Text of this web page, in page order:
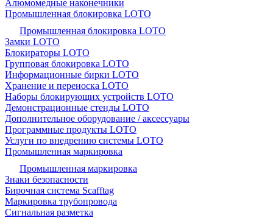
Алюмомедные наконечники
Промышленная блокировка LOTO
Промышленная блокировка LOTO
Замки LOTO
Блокираторы LOTO
Групповая блокировка LOTO
Информационные бирки LOTO
Хранение и переноска LOTO
Наборы блокирующих устройств LOTO
Демонстрационные стенды LOTO
Дополнительное оборудование / аксессуары
Программные продукты LOTO
Услуги по внедрению системы LOTO
Промышленная маркировка
Промышленная маркировка
Знаки безопасности
Бирочная система Scafftag
Маркировка трубопровода
Сигнальная разметка